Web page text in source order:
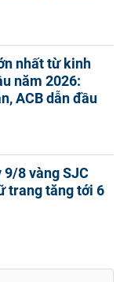
nhất từ kinh
năm 2026:
ACB dẫn đầu
9/8 vàng SJC
trang tăng tới 6